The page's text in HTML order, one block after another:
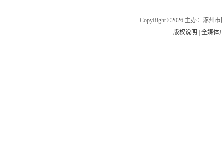
CopyRight ©2026 主办：涿州
版权说明
|全媒体